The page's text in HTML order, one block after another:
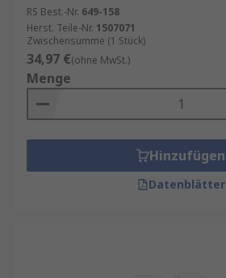
RS Best.-Nr. 649-158
Herst. Teile-Nr. 1507071
Zwischensumme (1 Stück)
34,97 €(ohne MwSt.)
Menge
Hinzufügen
Datenblätter